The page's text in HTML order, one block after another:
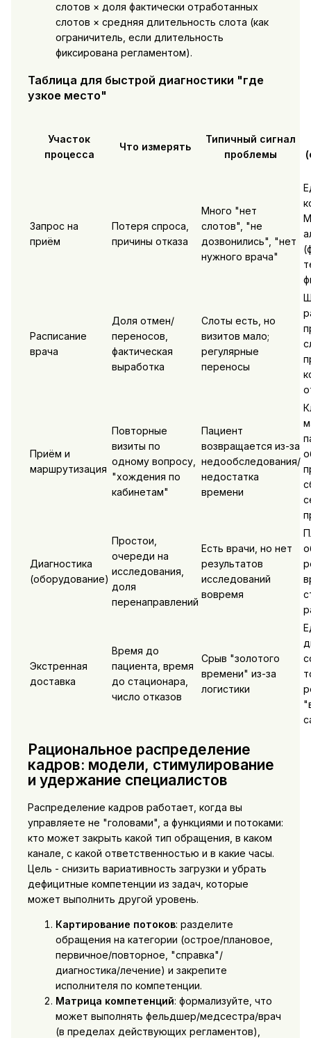
слотов × доля фактически отработанных
слотов × средняя длительность слота (как
ограничитель, если длительность
фиксирована регламентом).
Таблица для быстрой диагностики "где
узкое место"
Участок
процесса
Что измерять
Типичный сигнал
проблемы
Запрос на
приём
Потеря спроса,
причины отказа
Много "нет
слотов", "не
дозвонились", "нет
нужного врача"
Расписание
врача
Доля отмен/
переносов,
фактическая
выработка
Слоты есть, но
визитов мало;
регулярные
переносы
Приём и
маршрутизация
Повторные
визиты по
одному вопросу,
"хождения по
кабинетам"
Пациент
возвращается из-за
недообследования/
недостатка
времени
Диагностика
(оборудование)
Простои,
очереди на
исследования,
доля
перенаправлений
Есть врачи, но нет
результатов
исследований
вовремя
Экстренная
доставка
Время до
пациента, время
до стационара,
число отказов
Срыв "золотого
времени" из-за
логистики
Рациональное распределение
кадров: модели, стимулирование
и удержание специалистов
Распределение кадров работает, когда вы
управляете не "головами", а функциями и потоками:
кто может закрыть какой тип обращения, в каком
канале, с какой ответственностью и в какие часы.
Цель - снизить вариативность загрузки и убрать
дефицитные компетенции из задач, которые
может выполнить другой уровень.
Картирование потоков: разделите
обращения на категории (острое/плановое,
первичное/повторное, "справка"/
диагностика/лечение) и закрепите
исполнителя по компетенции.
Матрица компетенций: формализуйте, что
может выполнять фельдшер/медсестра/врач
(в пределах действующих регламентов),